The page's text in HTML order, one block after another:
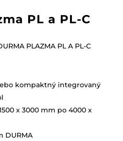
PL a PL-C
PLAZMA PL A PL-C
kompaktný integrovaný
x 3000 mm po 4000 x
DURMA